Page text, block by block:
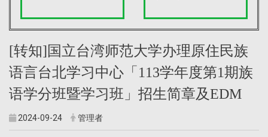
[转知]国立台湾师范大学办理原住民族
语言台北学习中心「113学年度第1期族
语学分班暨学习班」招生简章及EDM
2024-09-24 管理者